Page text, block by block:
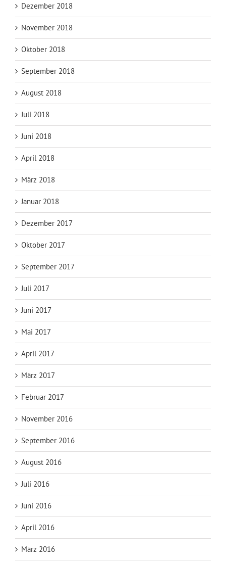
Dezember 2018
November 2018
Oktober 2018
September 2018
August 2018
Juli 2018
Juni 2018
April 2018
März 2018
Januar 2018
Dezember 2017
Oktober 2017
September 2017
Juli 2017
Juni 2017
Mai 2017
April 2017
März 2017
Februar 2017
November 2016
September 2016
August 2016
Juli 2016
Juni 2016
April 2016
März 2016